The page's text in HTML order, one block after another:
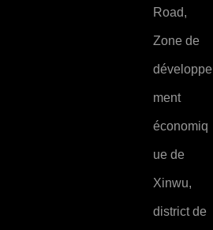
Road,
Zone de
développe
ment
économiq
ue de
Xinwu,
district de